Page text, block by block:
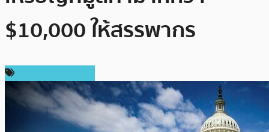
$10,000 ให้สรรพากร